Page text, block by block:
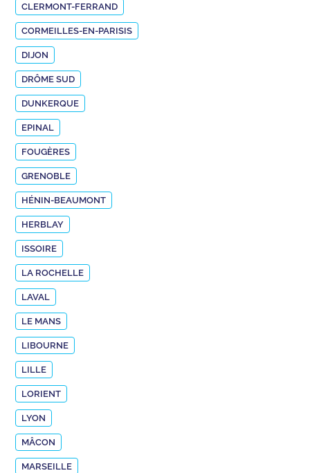
CLERMONT-FERRAND
CORMEILLES-EN-PARISIS
DIJON
DRÔME SUD
DUNKERQUE
EPINAL
FOUGÈRES
GRENOBLE
HÉNIN-BEAUMONT
HERBLAY
ISSOIRE
LA ROCHELLE
LAVAL
LE MANS
LIBOURNE
LILLE
LORIENT
LYON
MÂCON
MARSEILLE